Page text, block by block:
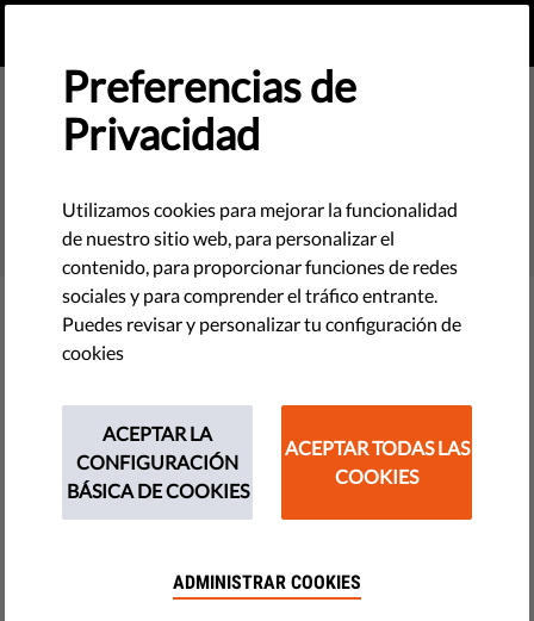
Filter
THEMES
Observatorio de la UE
Preferencias de
Privacidad
Utilizamos cookies para mejorar la funcionalidad
de nuestro sitio web, para personalizar el
contenido, para proporcionar funciones de redes
sociales y para comprender el tráfico entrante.
Puedes revisar y personalizar tu configuración de
cookies
ACEPTAR LA
CONFIGURACIÓN
BÁSICA DE COOKIES
ACEPTAR TODAS LAS
COOKIES
ADMINISTRAR COOKIES